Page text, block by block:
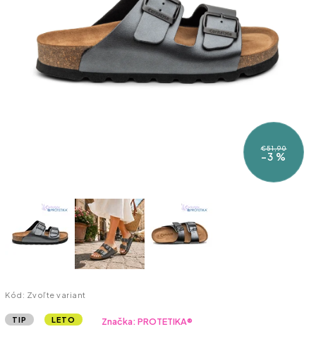
€51,90
–3 %
Kód: Zvoľte variant
TIP LETO Značka:PROTETIKA®